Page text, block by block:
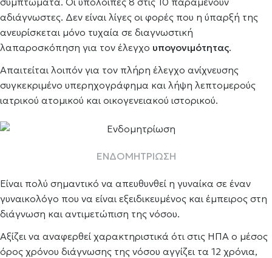
αδιάγνωστες. Δεν είναι λίγες οι φορές που η ύπαρξή της
ανευρίσκεται μόνο τυχαία σε διαγνωστική
λαπαροσκόπηση για τον έλεγχο υπογονιμότητας.
Απαιτείται λοιπόν για τον πλήρη έλεγχο ανίχνευσης
συγκεκριμένο υπερηχογράφημα και λήψη λεπτομερούς
ιατρικού ατομικού και οικογενειακού ιστορικού.
ΕΝΔΟΜΗΤΡΙΩΣΗ
Είναι πολύ σημαντικό να απευθυνθεί η γυναίκα σε έναν
γυναικολόγο που να είναι εξειδικευμένος και έμπειρος στη
διάγνωση και αντιμετώπιση της νόσου.
Αξίζει να αναφερθεί χαρακτηριστικά ότι στις ΗΠΑ ο μέσος
όρος χρόνου διάγνωσης της νόσου αγγίζει τα 12 χρόνια,